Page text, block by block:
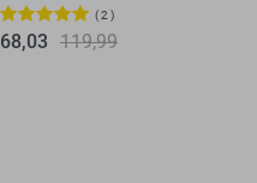
2
68,03 119,99